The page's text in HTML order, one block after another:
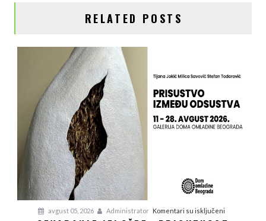
RELATED POSTS
avgust 05, 2026 Administrator Komentari su isključenina